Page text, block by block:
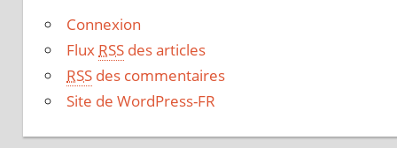
Connexion
Flux RSS des articles
RSS des commentaires
Site de WordPress-FR